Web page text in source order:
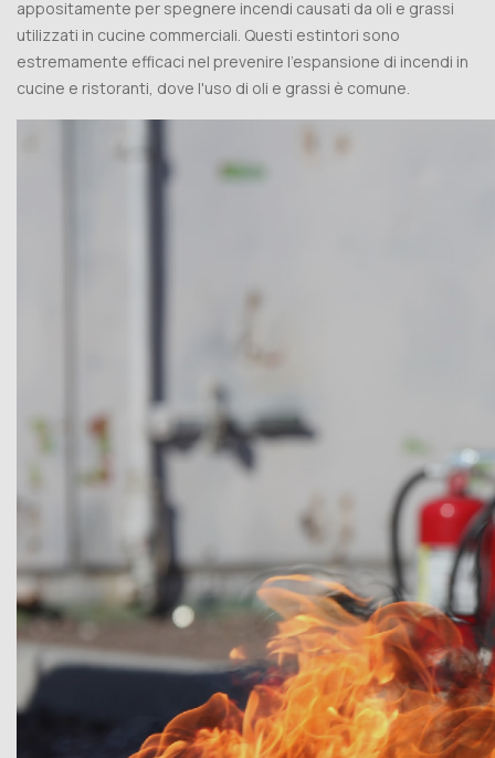
appositamente per spegnere incendi causati da oli e grassi
utilizzati in cucine commerciali. Questi estintori sono
estremamente efficaci nel prevenire l'espansione di incendi in
cucine e ristoranti, dove l'uso di oli e grassi è comune.